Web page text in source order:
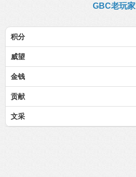
GBC老玩家
积分
威望
金钱
贡献
文采